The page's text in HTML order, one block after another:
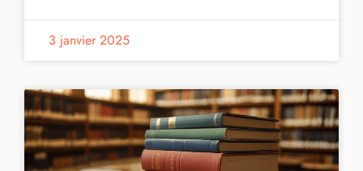
3 janvier 2025